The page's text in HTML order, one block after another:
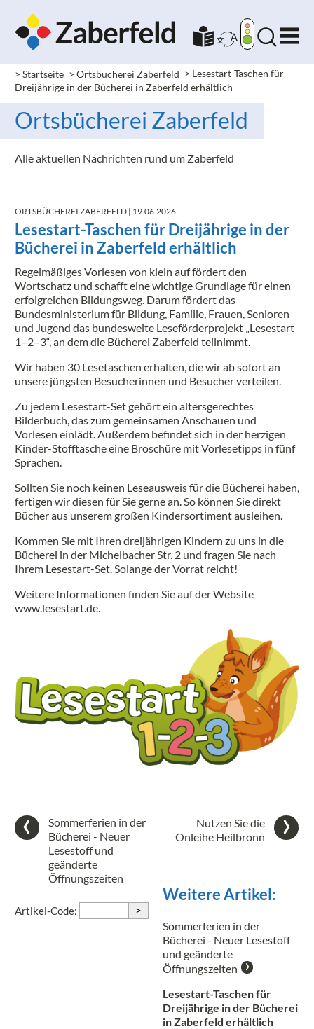
> Startseite > Ortsbücherei Zaberfeld > Lesestart-Taschen für
Dreijährige in der Bücherei in Zaberfeld erhältlich
Ortsbücherei Zaberfeld
Alle aktuellen Nachrichten rund um Zaberfeld
ORTSBÜCHEREI ZABERFELD | 19.06.2026
Lesestart-Taschen für Dreijährige in der
Bücherei in Zaberfeld erhältlich
Regelmäßiges Vorlesen von klein auf fördert den
Wortschatz und schafft eine wichtige Grundlage für einen
erfolgreichen Bildungsweg. Darum fördert das
Bundesministerium für Bildung, Familie, Frauen, Senioren
und Jugend das bundesweite Leseförderprojekt „Lesestart
1–2–3“, an dem die Bücherei Zaberfeld teilnimmt.
Wir haben 30 Lesetaschen erhalten, die wir ab sofort an
unsere jüngsten Besucherinnen und Besucher verteilen.
Zu jedem Lesestart-Set gehört ein altersgerechtes
Bilderbuch, das zum gemeinsamen Anschauen und
Vorlesen einlädt. Außerdem befindet sich in der herzigen
Kinder-Stofftasche eine Broschüre mit Vorlesetipps in fünf
Sprachen.
Sollten Sie noch keinen Leseausweis für die Bücherei haben,
fertigen wir diesen für Sie gerne an. So können Sie direkt
Bücher aus unserem großen Kindersortiment ausleihen.
Kommen Sie mit Ihren dreijährigen Kindern zu uns in die
Bücherei in der Michelbacher Str. 2 und fragen Sie nach
Ihrem Lesestart-Set. Solange der Vorrat reicht!
Weitere Informationen finden Sie auf der Website
www.lesestart.de.
Sommerferien in der
Bücherei - Neuer
Lesestoff und
geänderte
Öffnungszeiten
Nutzen Sie die
Onleihe Heilbronn
Artikel-Code: >
Weitere Artikel:
Sommerferien in der
Bücherei - Neuer Lesestoff
und geänderte
Öffnungszeiten
Lesestart-Taschen für
Dreijährige in der Bücherei
in Zaberfeld erhältlich